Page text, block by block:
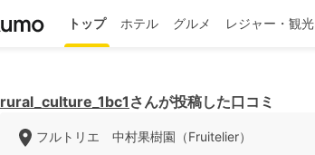
トップ ホテル グルメ レジャー・観光
rural_culture_1bc1 さんが投稿した口コミ
フルトリエ 中村果樹園（Fruitelier）